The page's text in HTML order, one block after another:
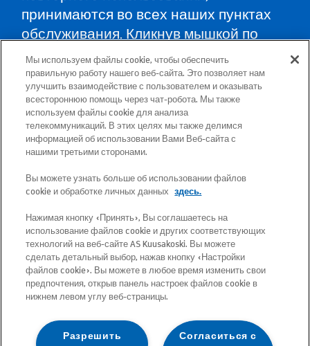
принимаются во всех наших пунктах
обслуживания. Кликнув мышкой по
карте, Вы найдёте пункты
обслуживания во всех уездах и
указания, как туда доехать.
Почтовый адрес: Betooni 12, 13816 Tallinn
(Эстония)
Бесплатный короткий номер 13660
Все адреса электронной почты имеют
следующий формат:
имя.фамилия@kuusakoski.com (за
исключением случаев, когда в
контактной информации указаны
другие данные).
Мы используем файлы cookie, чтобы обеспечить
правильную работу нашего веб-сайта. Это позволяет нам
улучшить взаимодействие с пользователем и оказывать
всестороннюю помощь через чат-робота. Мы также
используем файлы cookie для анализа
телекоммуникаций. В этих целях мы также делимся
информацией об использовании Вами Веб-сайта с
нашими третьими сторонами.
Вы можете узнать больше об использовании файлов
cookie и обработке личных данных
здесь.
Нажимая кнопку «Принять», Вы соглашаетесь на
использование файлов cookie и других соответствующих
технологий на веб-сайте AS Kuusakoski. Вы можете
сделать детальный выбор, нажав кнопку «Настройки
файлов cookie». Вы можете в любое время изменить свои
предпочтения, открыв панель настроек файлов cookie в
нижнем левом углу веб-страницы.
Согласиться с
Разрешить